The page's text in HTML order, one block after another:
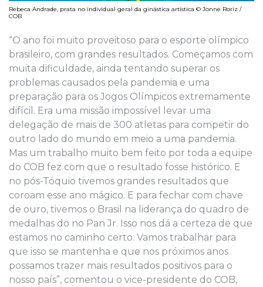
Rebeca Andrade, prata no individual geral da ginástica artística © Jonne Roriz /
COB
“O ano foi muito proveitoso para o esporte olímpico
brasileiro, com grandes resultados. Começamos com
muita dificuldade, ainda tentando superar os
problemas causados pela pandemia e uma
preparação para os Jogos Olímpicos extremamente
difícil. Era uma missão impossível levar uma
delegação de mais de 300 atletas para competir do
outro lado do mundo em meio a uma pandemia.
Mas um trabalho muito bem feito por toda a equipe
do COB fez com que o resultado fosse histórico. E
no pós-Tóquio tivemos grandes resultados que
coroam esse ano mágico. E para fechar com chave
de ouro, tivemos o Brasil na liderança do quadro de
medalhas do no Pan Jr. Isso nos dá a certeza de que
estamos no caminho certo. Vamos trabalhar para
que isso se mantenha e que nos próximos anos
possamos trazer mais resultados positivos para o
nosso país”, comentou o vice-presidente do COB,